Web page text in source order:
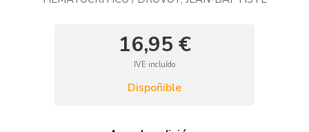
16,95 €
IVE incluído
Dispoñible